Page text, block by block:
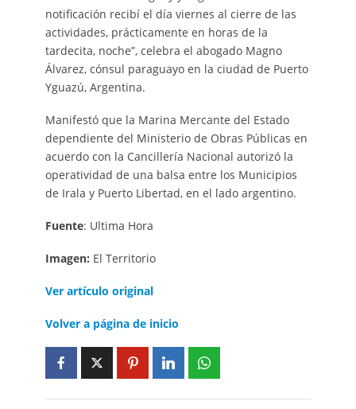
notificación recibí el día viernes al cierre de las
actividades, prácticamente en horas de la
tardecita, noche”, celebra el abogado Magno
Álvarez, cónsul paraguayo en la ciudad de Puerto
Yguazú, Argentina.
Manifestó que la Marina Mercante del Estado
dependiente del Ministerio de Obras Públicas en
acuerdo con la Cancillería Nacional autorizó la
operatividad de una balsa entre los Municipios
de Irala y Puerto Libertad, en el lado argentino.
Fuente: Ultima Hora
Imagen: El Territorio
Ver artículo original
Volver a página de inicio